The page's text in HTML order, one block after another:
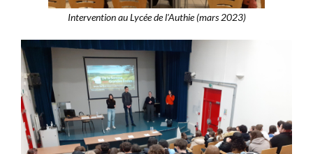
Intervention au Lycée de l'Authie (mars 2023)